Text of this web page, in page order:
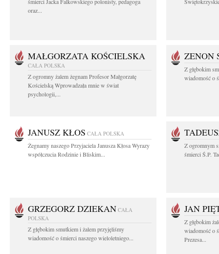
oraz...
MAŁGORZATA KOŚCIELSKA
CAŁA POLSKA
Z ogromny żalem żegnam Profesor Małgorzatę
Kościelską Wprowadzała mnie w świat
psychologii,...
ZENON
Z głębokim
wiadomość o
JANUSZ KŁOS CAŁA POLSKA
Żegnamy naszego Przyjaciela Janusza Kłosa Wyrazy
współczucia Rodzinie i Bliskim...
Z ogromnym
śmierci Ś.P.
GRZEGORZ DZIEKAN CAŁA
POLSKA
Z głębokim smutkiem i żalem przyjęliśmy
wiadomość o śmierci naszego wieloletniego...
JAN
Z głębokim
wiadomość o
Prezesa...